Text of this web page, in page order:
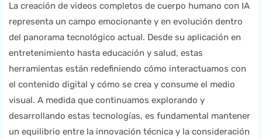
La creación de videos completos de cuerpo humano con IA
representa un campo emocionante y en evolución dentro
del panorama tecnológico actual. Desde su aplicación en
entretenimiento hasta educación y salud, estas
herramientas están redefiniendo cómo interactuamos con
el contenido digital y cómo se crea y consume el medio
visual. A medida que continuamos explorando y
desarrollando estas tecnologías, es fundamental mantener
un equilibrio entre la innovación técnica y la consideración